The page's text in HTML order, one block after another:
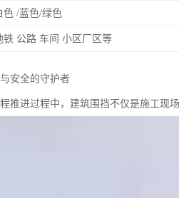
色 /蓝色/绿色
铁 公路 车间 小区厂区等
安全的守护者
推进过程中，建筑围挡不仅是施工现